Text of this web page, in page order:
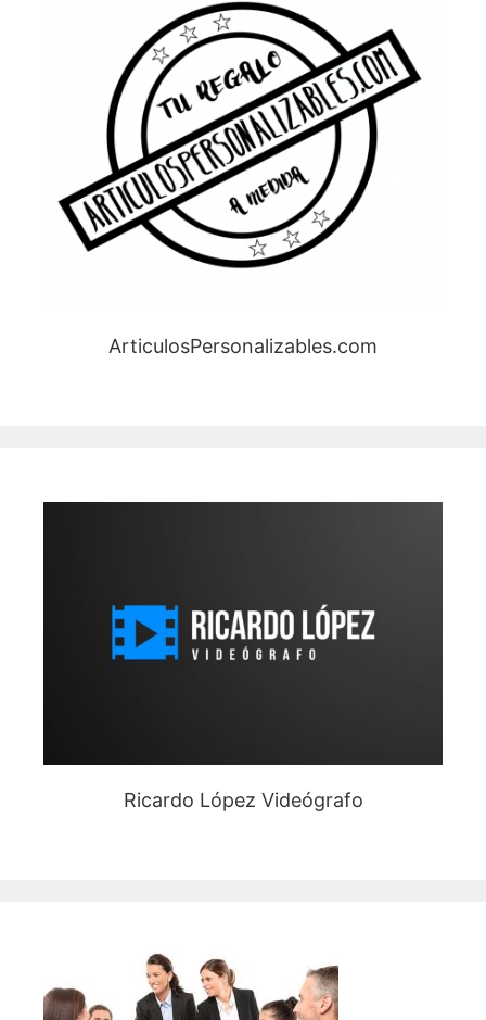
ArticulosPersonalizables.com
Ricardo López Videógrafo